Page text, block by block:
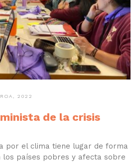
2022
de la crisis
por el clima tiene lugar de forma
los países pobres y afecta sobre